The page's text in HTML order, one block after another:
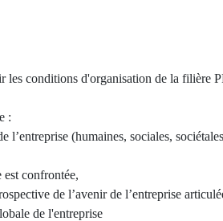
les conditions d'organisation de la filière
:
l’entreprise (humaines, sociales,
est confrontée,
de l’avenir de l’entreprise
de l'entreprise